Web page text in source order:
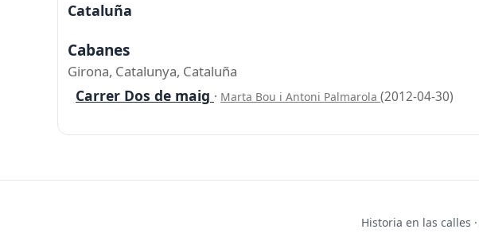
Cataluña
Cabanes
Girona, Catalunya, Cataluña
Carrer Dos de maig · Marta Bou i Antoni Palmarola (2012-04-30)
Historia en las calles